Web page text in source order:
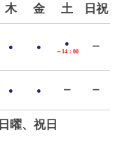
木 金 土 日祝
● ● ●
～14：00
ー
● ● ー ー
曜、祝日